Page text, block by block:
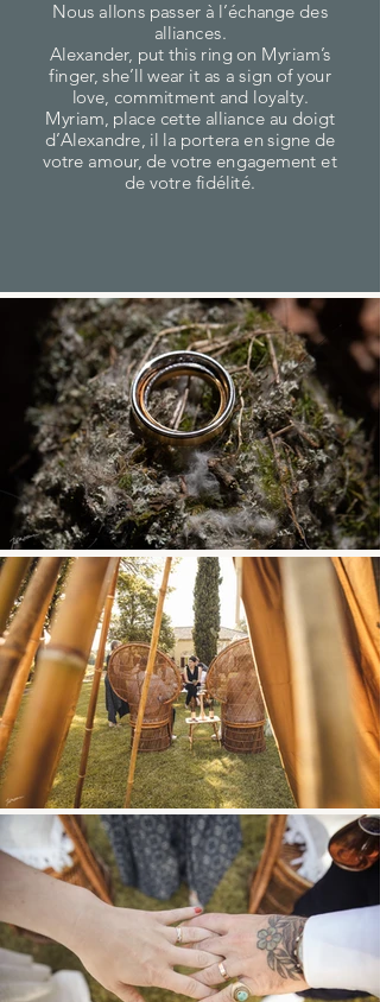
Nous allons passer à l’échange des
alliances.
Alexander, put this ring on Myriam’s
finger, she’ll wear it as a sign of your
love, commitment and loyalty.
Myriam, place cette alliance au doigt
d’Alexandre, il la portera en signe de
votre amour, de votre engagement et
de votre fidélité.